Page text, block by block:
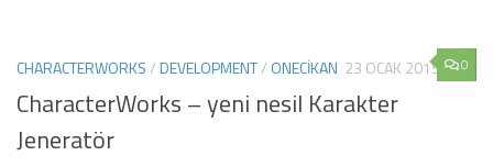
0
CHARACTERWORKS/DEVELOPMENT/ ONECIKAN 23 OCAK 2015
CharacterWorks – yeni nesil Karakter
Jeneratör